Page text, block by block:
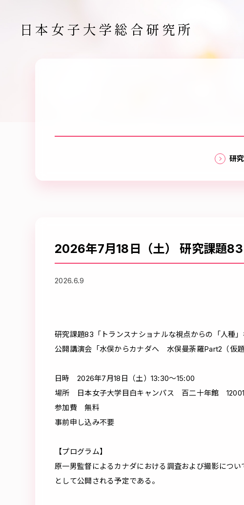
日本女子大学総合研究所
研
2026年7月18日（土） 研究課題
2026.6.9
研究課題83「トランスナショナルな視点からの「人種
公開講演会「水俣からカナダへ 水俣曼荼羅Part2（仮題
日時 2026年7月18日（土）13:30～15:00
場所 日本女子大学目白キャンパス 百二十年館
参加費 無料
事前申し込み不要
【プログラム】
原一男監督によるカナダにおける調査および撮影につ
として公開される予定である。